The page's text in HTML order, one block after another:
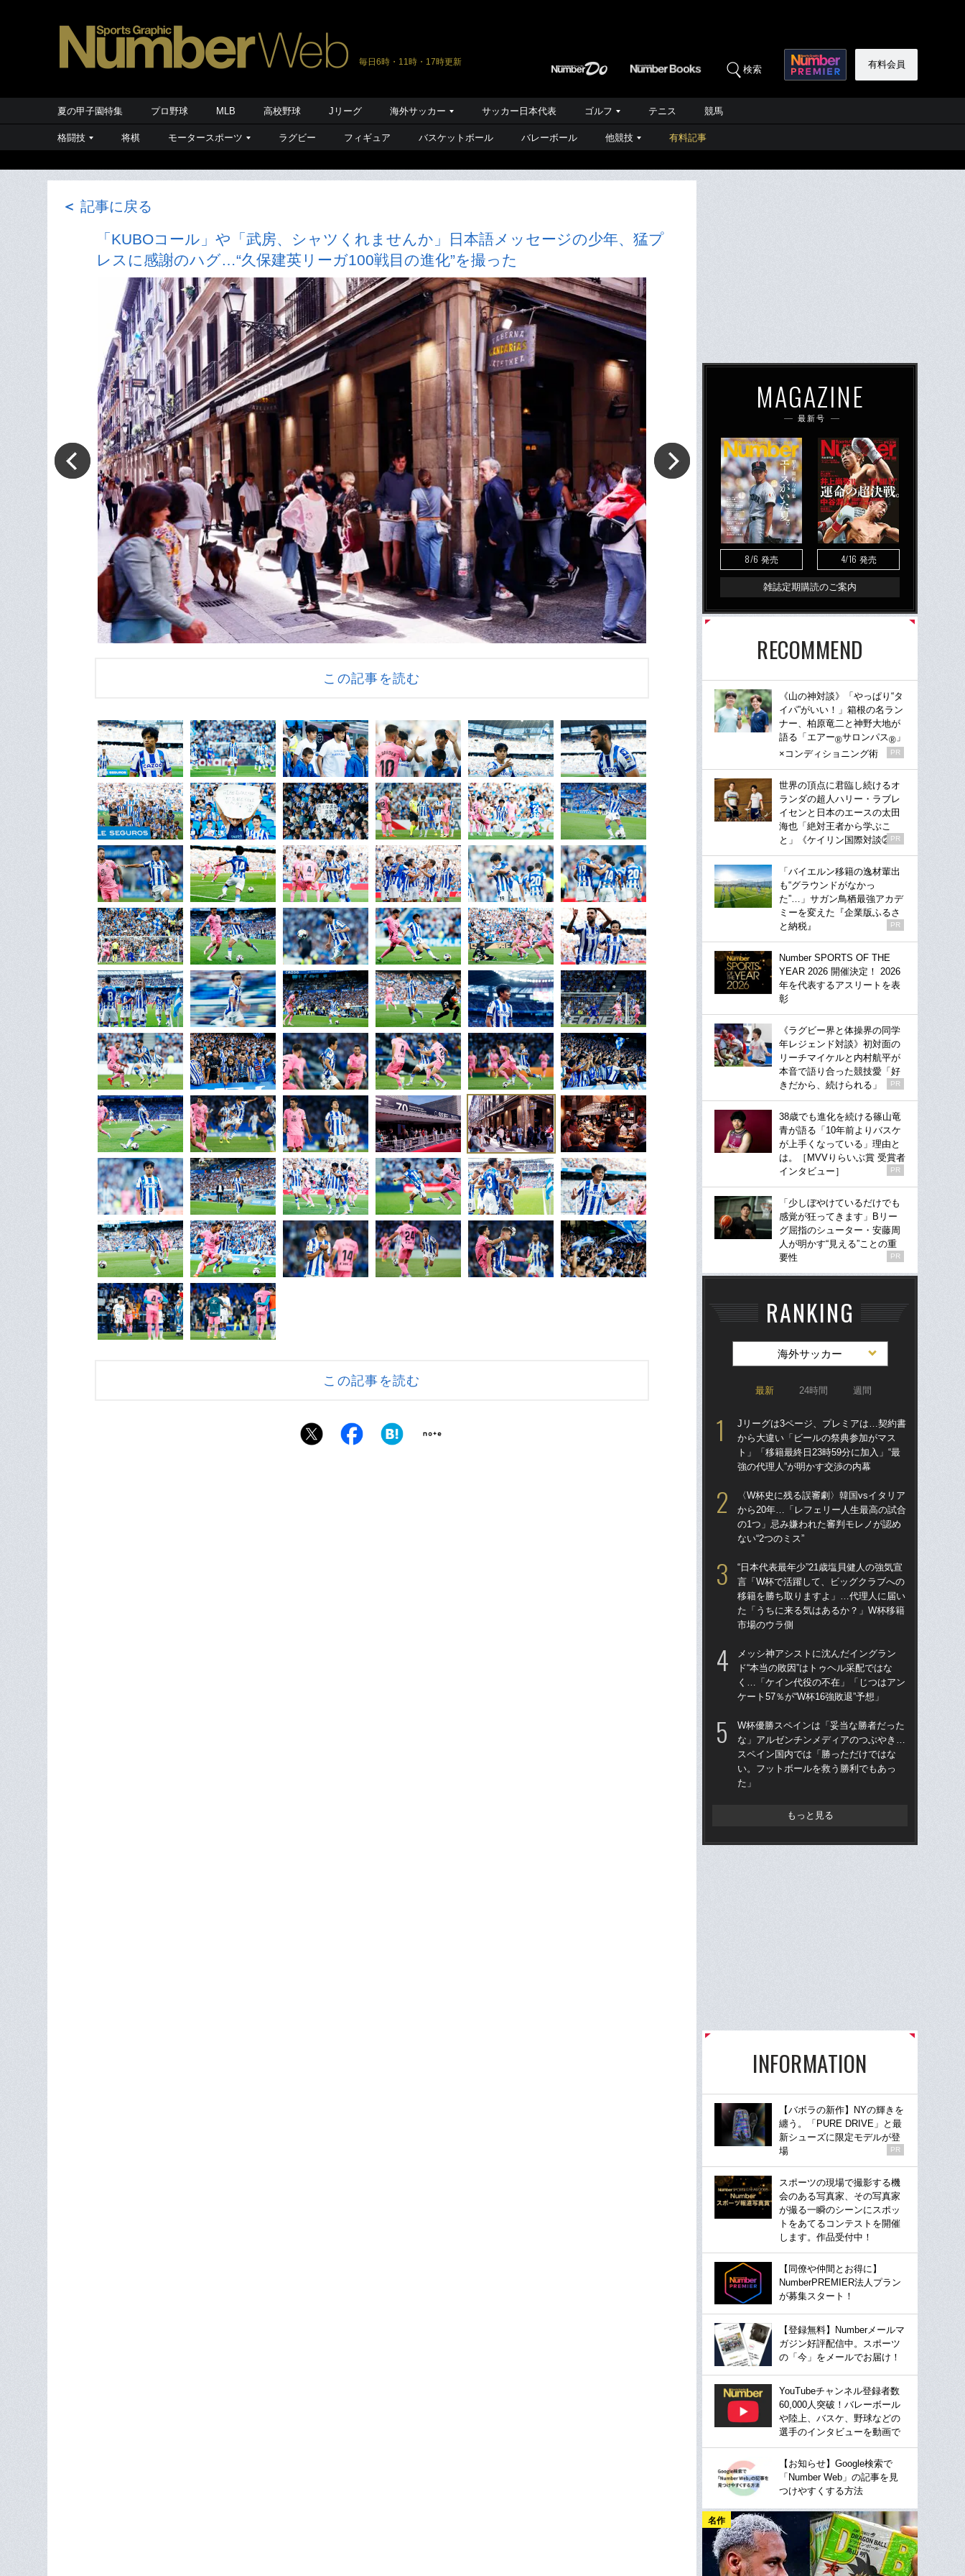
毎日6時・11時・17時更新
検索 有料会員
夏の甲子園特集 プロ野球 MLB 高校野球 Jリーグ 海外サッカー サッカー日本代表 ゴルフ テニス 競馬
格闘技 将棋 モータースポーツ ラグビー フィギュア バスケットボール バレーボール 他競技 有料記事
＜ 記事に戻る
「KUBOコール」や「武房、シャツくれませんか」日本語メッセージの少年、猛プ
レスに感謝のハグ…“久保建英リーガ100戦目の進化”を撮った
この記事を読む
この記事を読む
MAGAZINE
最新号
8/6 発売 4/16 発売
雑誌定期購読のご案内
RECOMMEND
《山の神対談》「やっぱり“タ
イパ”がいい！」箱根の名ラン
ナー、柏原竜二と神野大地が
語る「エアー®サロンパス® 」
×コンディショニング術
PR
世界の頂点に君臨し続けるオ
ランダの超人ハリー・ラブレ
イセンと日本のエースの太田
海也「絶対王者から学ぶこ
と」《ケイリン国際対談②》
PR
「バイエルン移籍の逸材輩出
も“グラウンドがなかっ
た”…」サガン鳥栖最強アカデ
ミーを変えた『企業版ふるさ
と納税』
PR
Number SPORTS OF THE
YEAR 2026 開催決定！ 2026
年を代表するアスリートを表
彰
《ラグビー界と体操界の同学
年レジェンド対談》初対面の
リーチマイケルと内村航平が
本音で語り合った競技愛「好
きだから、続けられる」
PR
38歳でも進化を続ける篠山竜
青が語る「10年前よりバスケ
が上手くなっている」理由と
は。［MVVりらいぶ賞 受賞者
インタビュー］
PR
「少しぼやけているだけでも
感覚が狂ってきます」Bリー
グ屈指のシューター・安藤周
人が明かす“見える”ことの重
要性
PR
RANKING
海外サッカー
最新 24時間 週間
Jリーグは3ページ、プレミアは…契約書
から大違い「ビールの祭典参加がマス
ト」「移籍最終日23時59分に加入」“最
強の代理人”が明かす交渉の内幕
〈W杯史に残る誤審劇〉韓国vsイタリア
から20年…「レフェリー人生最高の試合
の1つ」忌み嫌われた審判モレノが認め
ない“2つのミス”
“日本代表最年少”21歳塩貝健人の強気宣
言「W杯で活躍して、ビッグクラブへの
移籍を勝ち取りますよ」…代理人に届い
た「うちに来る気はあるか？」W杯移籍
市場のウラ側
メッシ神アシストに沈んだイングラン
ド“本当の敗因”はトゥヘル采配ではな
く…「ケイン代役の不在」「じつはアン
ケート57％が“W杯16強敗退”予想」
W杯優勝スペインは「妥当な勝者だった
な」アルゼンチンメディアのつぶやき…
スペイン国内では「勝っただけではな
い。フットボールを救う勝利でもあっ
た」
もっと見る
INFORMATION
【バボラの新作】NYの輝きを
纏う。「PURE DRIVE」と最
新シューズに限定モデルが登
場
PR
スポーツの現場で撮影する機
会のある写真家、その写真家
が撮る一瞬のシーンにスポッ
トをあてるコンテストを開催
します。作品受付中！
【同僚や仲間とお得に】
NumberPREMIER法人プラン
が募集スタート！
【登録無料】Numberメールマ
ガジン好評配信中。スポーツ
の「今」をメールでお届け！
YouTubeチャンネル登録者数
60,000人突破！バレーボール
や陸上、バスケ、野球などの
選手のインタビューを動画で
【お知らせ】Google検索で
「Number Web」の記事を見
つけやすくする方法
名作